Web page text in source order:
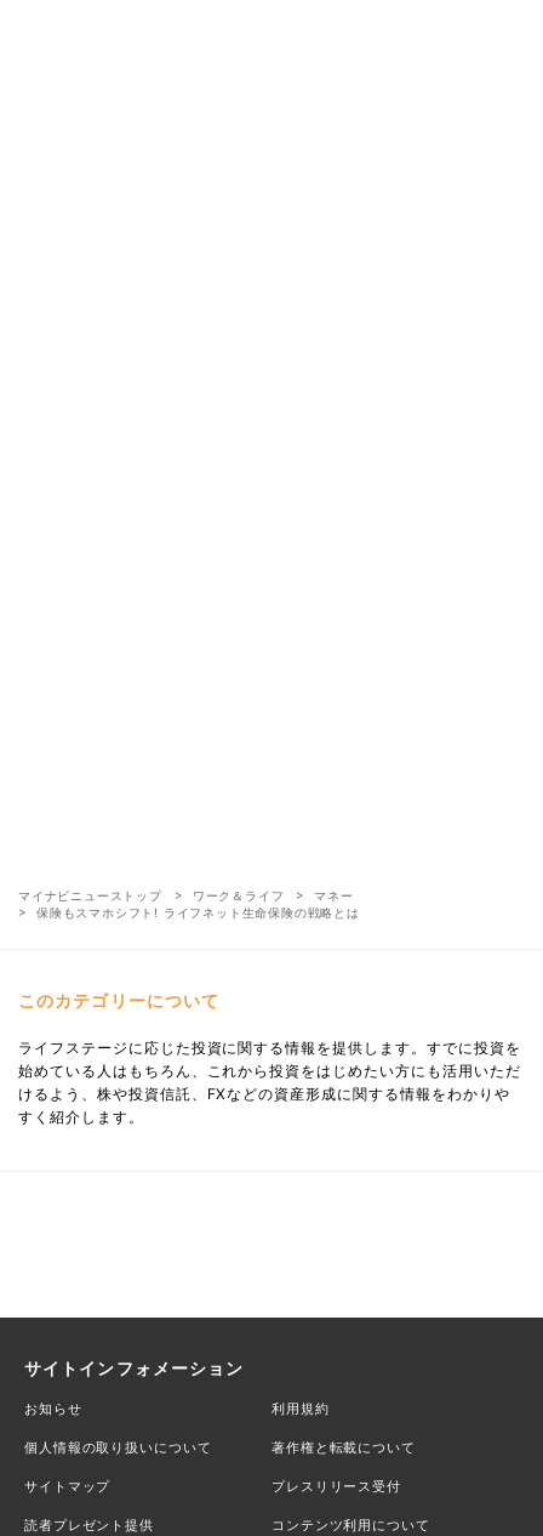
マイナビニューストップ ワーク＆ライフ
マネー
保険もスマホシフト! ライフネット生命保険の戦略とは
このカテゴリーについて
ライフステージに応じた投資に関する情報を提供します。すでに投資を
始めている人はもちろん、これから投資をはじめたい方にも活用いただ
けるよう、株や投資信託、FXなどの資産形成に関する情報をわかりや
すく紹介します。
サイトインフォメーション
お知らせ 利用規約
個人情報の取り扱いについて 著作権と転載について
サイトマップ プレスリリース受付
読者プレゼント提供 コンテンツ利用について